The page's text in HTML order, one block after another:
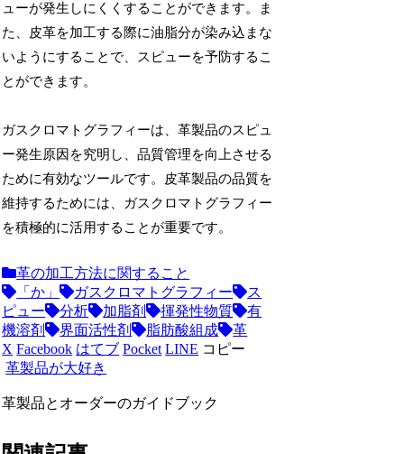
ューが発生しにくくすることができます。ま
た、皮革を加工する際に油脂分が染み込まな
いようにすることで、スピューを予防するこ
とができます。
ガスクロマトグラフィーは、革製品のスピュ
ー発生原因を究明し、品質管理を向上させる
ために有効なツールです。皮革製品の品質を
維持するためには、ガスクロマトグラフィー
を積極的に活用することが重要です。
革の加工方法に関すること
「か」
ガスクロマトグラフィー
ス
ピュー
分析 加脂剤 揮発性物質
有
機溶剤
界面活性剤 脂肪酸組成
革
X Facebook はてブ Pocket LINE コピー
革製品が大好き
革製品とオーダーのガイドブック